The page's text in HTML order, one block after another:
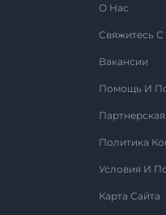
О Нас
Свяжитесь
Вакансии
Помощь И
Политика
Условия И
Карта Сайта